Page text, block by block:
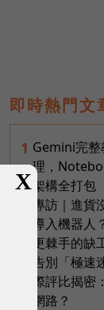
即時熱門文
1 Gemini完整
理，
架構全打包
專訪｜進
導入機器人
更棘手的缺
告別「極
際評比揭密
網路？
X